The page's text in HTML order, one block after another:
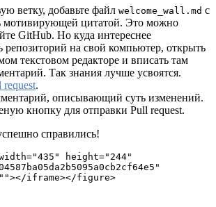
ветку, добавьте файл welcome_wall.md с
мотивирующей цитатой. Это можно
GitHub. Но куда интереснее
репозиторий на свой компьютер, открыть
текстовом редакторе и вписать там
Так знания лучше усвоятся.
request.
описывающий суть изменений.
кнопку для отправки Pull request.
справились!
height="244"
iframe></figure>